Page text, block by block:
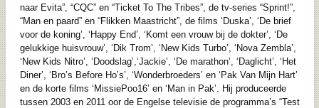
naar Evita”, “CQC” en “Ticket To The Tribes”, de tv-series “Sprint!”,
“Man en paard” en “Flikken Maastricht”, de films ‘Duska’, ‘De brief
voor de koning’, ‘Happy End’, ‘Komt een vrouw bij de dokter’, ‘De
gelukkige huisvrouw’, ‘Dik Trom’, ‘New Kids Turbo’, ‘Nova Zembla’,
‘New Kids Nitro’, ‘Doodslag’,‘Jackie’, ‘De marathon’, ‘Daglicht’, ‘Het
Diner’, ‘Bro’s Before Ho’s’, ‘Wonderbroeders’ en ‘Pak Van Mijn Hart’
en de korte films ‘MissiePoo16’ en ‘Man in Pak’. Hij produceerde
tussen 2003 en 2011 oor de Engelse televisie de programma’s “Test